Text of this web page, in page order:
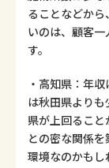
ることなどか
いのは、顧客
す。
・高知県：年
は秋田県より
県が上回るこ
との密な関係
環境なのかもし